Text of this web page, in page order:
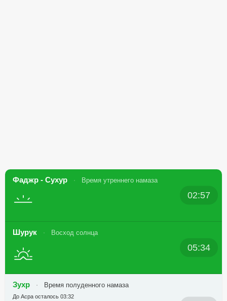
Фаджр - Сухур Время утреннего намаза
02:57
Шурук Восход солнца
05:34
Зухр Время полуденного намаза
До Асра осталось 03:32